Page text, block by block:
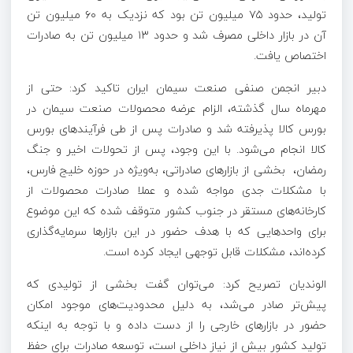
تولید، حدود ۷۵ میلیون تن بود که نزدیک به ۶۰ میلیون تن
آن در بازار داخلی مصرف شد و حدود ۱۳ میلیون تن به صادرات
اختصاص یافت.
دبیر انجمن صنفی صنعت سیمان ایران تاکید کرد: حتی از
مهرماه سال گذشته، الزام عرضه محصولات صنعت سیمان در
بورس کالا پذیرفته شد و صادرات پس از طی فرآیندهای بورس
کالا انجام می‌شود. با این وجود، پس از تحولات اخیر و جنگ
رمضان، ‌ بخشی از بازارهای صادراتی، به‌ویژه در حوزه خلیج فارس،
با مشکلات جدی مواجه شده و عملا صادرات محصولات از
کارخانه‌های مستقر در جنوب کشور متوقف شده که این موضوع
برای واحدهایی که با هدف حضور در این بازارها سرمایه‌گذاری
کرده‌اند، مشکلات قابل توجهی ایجاد کرده است.
الوندیان تصریح کرد: می‌توان گفت بخشی از تولیدی که
پیش‌تر صادر می‌شد، به دلیل محدودیت‌های موجود امکان
حضور در بازارهای خارجی را از دست داده و با توجه به اینکه
تولید کشور بیش از نیاز داخلی است، توسعه صادرات برای حفظ